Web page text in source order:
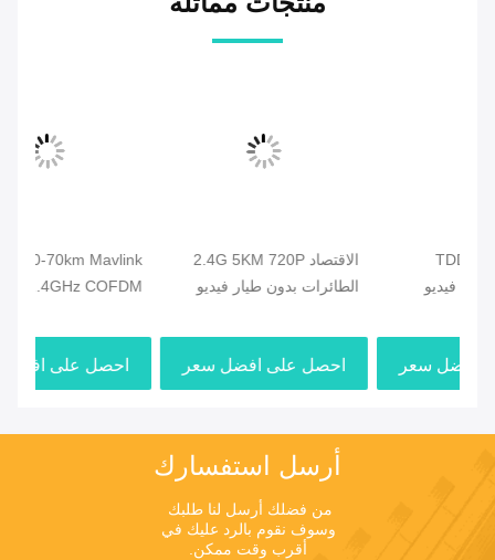
الاقتصاد 2.4G 5KM 720P
الطائرات بدون طيار فيديو
فيديو وصلة البيانات المزدوجة
احصل على افضل سعر
C50HPT 40-70km Mavlink
2.4GHz COFDM جهاز بث
range UP/Downlink
احصل على افضل سعر
أرسل استفسارك
أقرب وقت ممكن.